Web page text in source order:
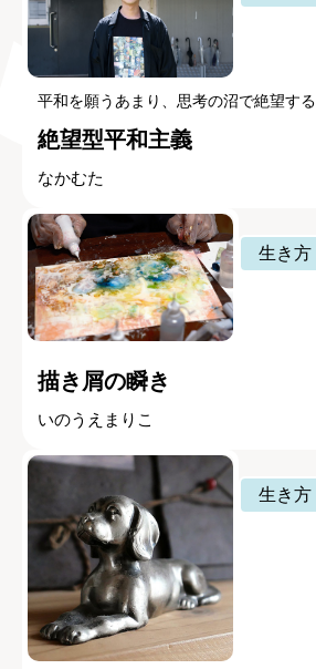
平和を願うあまり、思考の沼で絶望する
絶望型平和主義
なかむた
生き方
描き屑の瞬き
いのうえまりこ
生き方